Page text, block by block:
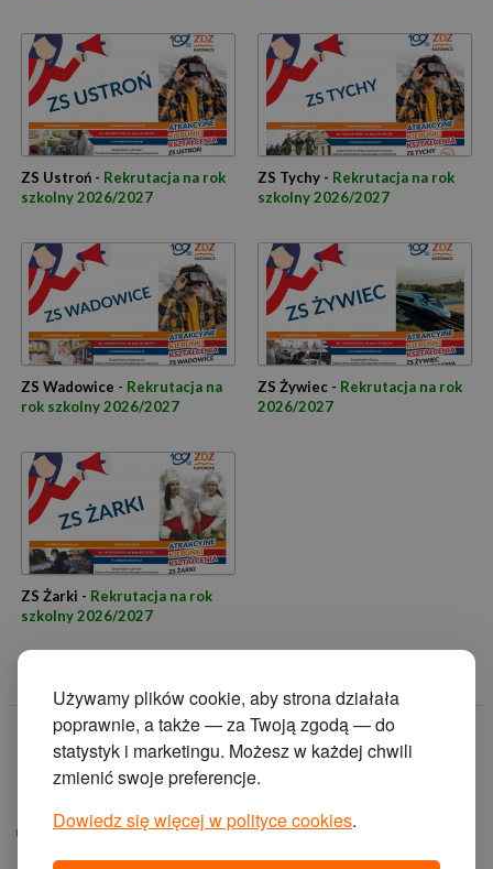
Używamy plików cookie, aby strona działała
poprawnie, a także — za Twoją zgodą — do
statystyk i marketingu. Możesz w każdej chwili
zmienić swoje preferencje.
Dowiedz się więcej w polityce cookies.
ZS Ustroń - Rekrutacja na rok
szkolny 2026/2027
ZS Tychy - Rekrutacja na rok
szkolny 2026/2027
ZS Wadowice - Rekrutacja na
rok szkolny 2026/2027
ZS Żywiec - Rekrutacja na rok
2026/2027
ZS Żarki - Rekrutacja na rok
szkolny 2026/2027
© 2014 Zakład
Doskonalenia
Zawodowego w
ul. Krasińskiego 2, 40-